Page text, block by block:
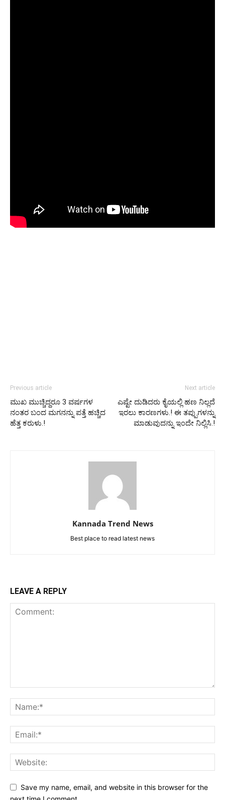
Previous article
ಮುಖ ಮುಚ್ಚಿದ್ದರೂ 3 ವರ್ಷಗಳ
ನಂತರ ಬಂದ ಮಗನನ್ನು ಪತ್ತೆ ಹಚ್ಚಿದ
ಹೆತ್ತ ಕರುಳು.!
Next article
ಎಷ್ಟೇ ದುಡಿದರು ಕೈಯಲ್ಲಿ ಹಣ ನಿಲ್ಲದೆ
ಇರಲು ಕಾರಣಗಳು.! ಈ ತಪ್ಪುಗಳನ್ನು
ಮಾಡುವುದನ್ನು ಇಂದೇ ನಿಲ್ಲಿಸಿ.!
Kannada Trend News
Best place to read latest news
LEAVE A REPLY
Save my name, email, and website in this browser for the